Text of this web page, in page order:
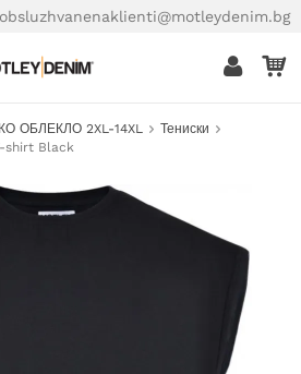
obsluzhvanenaklienti@motleydenim.bg
ОБЛЕКЛО 2XL-14XL
Тениски
shirt Black